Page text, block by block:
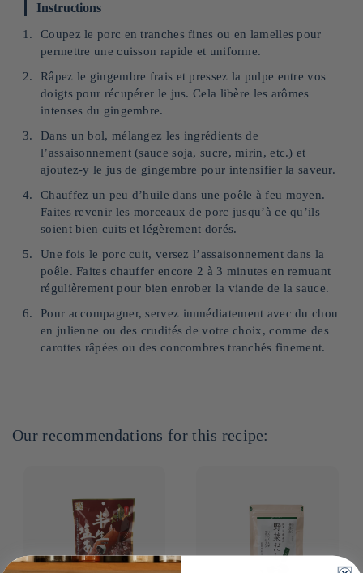
Instructions
Coupez le porc en tranches fines ou en lamelles pour
permettre une cuisson rapide et uniforme.
Râpez le gingembre frais et pressez la pulpe entre vos
doigts pour récupérer le jus. Cela libère les arômes
intenses du gingembre.
Dans un bol, mélangez les ingrédients de
l’assaisonnement (sauce soja, sucre, mirin, etc.) et
ajoutez-y le jus de gingembre pour intensifier la saveur.
Chauffez un peu d’huile dans une poêle à feu moyen.
Faites revenir les morceaux de porc jusqu’à ce qu’ils
soient bien cuits et légèrement dorés.
Une fois le porc cuit, versez l’assaisonnement dans la
poêle. Faites chauffer encore 2 à 3 minutes en remuant
régulièrement pour bien enrober la viande de la sauce.
Pour accompagner, servez immédiatement avec du chou
en julienne ou des crudités de votre choix, comme des
carottes râpées ou des concombres tranchés finement.
Our recommendations for this recipe: